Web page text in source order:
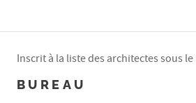
Inscrit à la liste des architectes sous le
BUREAU